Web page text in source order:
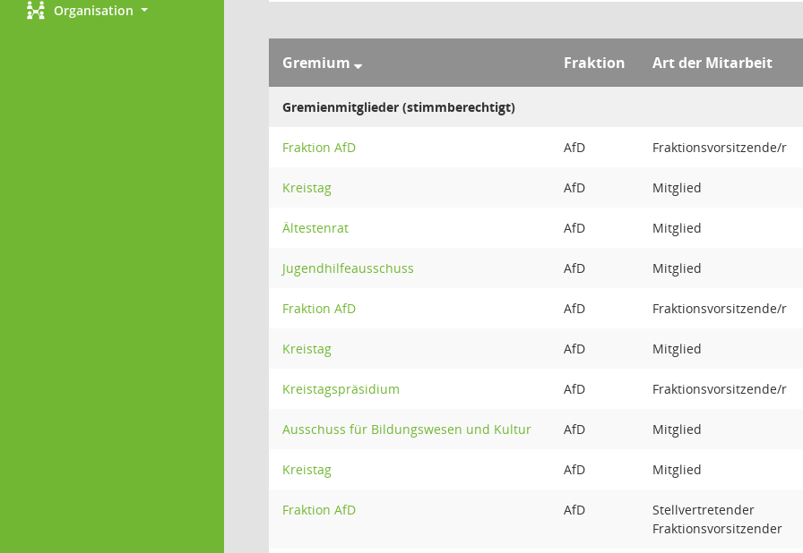
Organisation
Gremium Fraktion Art der Mitarbeit
Gremienmitglieder (stimmberechtigt)
Fraktion AfD AfD Fraktionsvorsitzende/r
Kreistag AfD Mitglied
Ältestenrat AfD Mitglied
Jugendhilfeausschuss AfD Mitglied
Fraktion AfD AfD Fraktionsvorsitzende/r
Kreistag AfD Mitglied
Kreistagspräsidium AfD Fraktionsvorsitzende/r
Ausschuss für Bildungswesen und Kultur AfD Mitglied
Kreistag AfD Mitglied
Fraktion AfD AfD
Stellvertretender
Fraktionsvorsitzender